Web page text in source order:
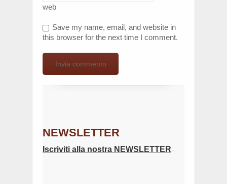
web
Save my name, email, and website in
this browser for the next time I comment.
NEWSLETTER
Iscriviti alla nostra NEWSLETTER